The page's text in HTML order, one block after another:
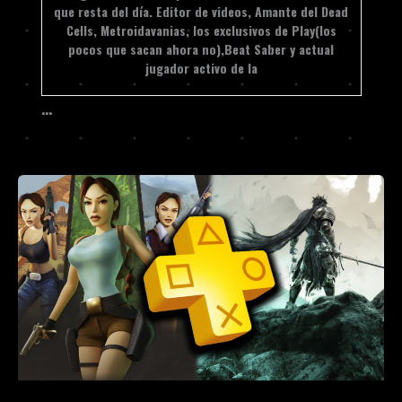
que resta del día. Editor de videos, Amante del Dead
Cells, Metroidavanias, los exclusivos de Play(los
pocos que sacan ahora no),Beat Saber y actual
jugador activo de la
…